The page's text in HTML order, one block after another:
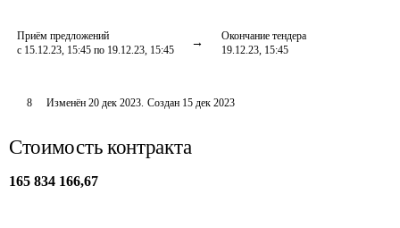
Приём предложений
с 15.12.23, 15:45 по 19.12.23, 15:45
Окончание тендера
19.12.23, 15:45
8 Изменён 20 дек 2023. Создан 15 дек 2023
Стоимость контракта
165 834 166,67